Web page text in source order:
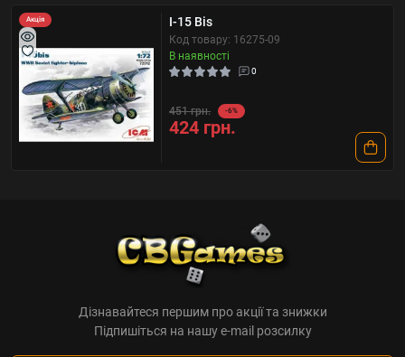
Акція I-15 Bis
Код товару: 16275-09
В наявності
0
451 грн. -6%
424 грн.
Дізнавайтеся першим про акції та знижки
Підпишіться на нашу e-mail розсилку